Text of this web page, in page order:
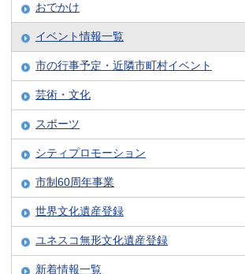
おでかけ
イベント情報一覧
市の行事予定・近隣市町村イベント
芸術・文化
スポーツ
シティプロモーション
市制60周年事業
世界文化遺産登録
ユネスコ無形文化遺産登録
新着情報一覧